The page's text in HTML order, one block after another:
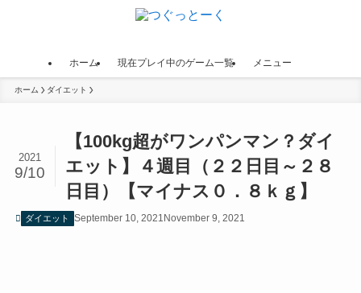
ホーム 現在プレイ中のゲーム一覧 メニュー
ホーム ダイエット
【100kg超がワンパンマン？ダイ
エット】４週目（２２日目～２８
日目）【マイナス０．８ｋｇ】
2021
9/10
ダイエット September 10, 2021 November 9, 2021